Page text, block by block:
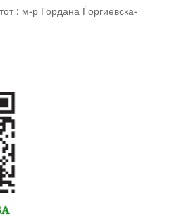
: м-р Гордана Ѓоргиевска-